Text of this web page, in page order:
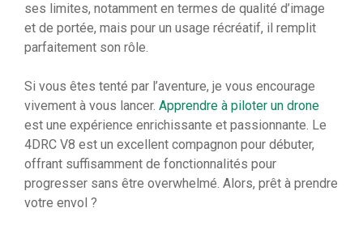
ses limites, notamment en termes de qualité d’image
et de portée, mais pour un usage récréatif, il remplit
parfaitement son rôle.
Si vous êtes tenté par l’aventure, je vous encourage
vivement à vous lancer. Apprendre à piloter un drone
est une expérience enrichissante et passionnante. Le
4DRC V8 est un excellent compagnon pour débuter,
offrant suffisamment de fonctionnalités pour
progresser sans être overwhelmé. Alors, prêt à prendre
votre envol ?